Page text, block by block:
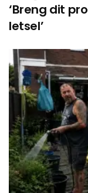
‘Breng dit
letsel’